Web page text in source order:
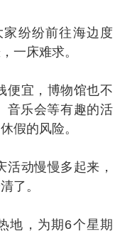
纷纷前往海边度
一床难求。
宜，博物馆也不
音乐会等有趣的活
假的风险。
动慢慢多起来，
了。
，为期6个星期